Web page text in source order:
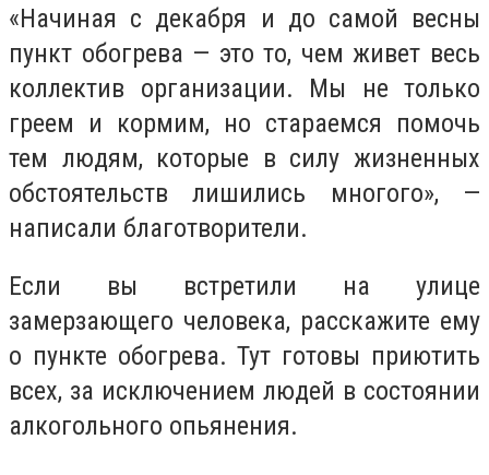
«Начиная с декабря и до самой весны
пункт обогрева — это то, чем живет весь
коллектив организации. Мы не только
греем и кормим, но стараемся помочь
тем людям, которые в силу жизненных
обстоятельств лишились многого», —
написали благотворители.
Если вы встретили на улице
замерзающего человека, расскажите ему
о пункте обогрева. Тут готовы приютить
всех, за исключением людей в состоянии
алкогольного опьянения.